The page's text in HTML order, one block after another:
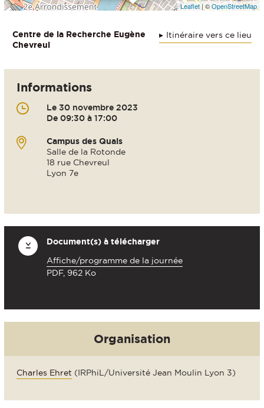
Leaflet| ©OpenStreetMap
Itinéraire vers ce lieu
Centre de la Recherche Eugène
Chevreul
Informations
Le 30 novembre 2023
De 09:30 à 17:00
Campus des Quais
Salle de la Rotonde
18 rue Chevreul
Lyon 7e
Document(s) à télécharger
Affiche/programme de la journée
PDF, 962 Ko
Organisation
Charles Ehret (IRPhiL/Université Jean Moulin Lyon 3)